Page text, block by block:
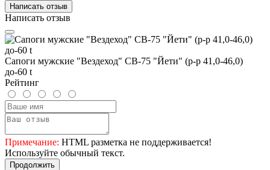
Написать отзыв
Написать отзыв
Сапоги мужские "Вездеход" СВ-75 "Йети" (р-р 41,0-46,0)
до-60 t
Рейтинг
Примечание: HTML разметка не поддерживается!
Используйте обычный текст.
Продолжить